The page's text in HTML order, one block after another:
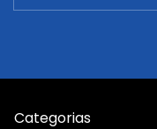
Categorias